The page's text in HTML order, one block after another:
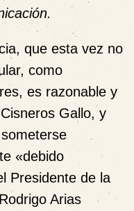
que esta vez no
como
es razonable y
Gallo, y
«debido
Presidente de la
Arias